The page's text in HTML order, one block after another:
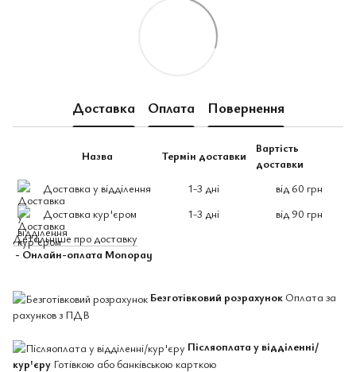
Доставка Оплата Повернення
Назва Термін доставки
Вартість
доставки
Доставка у відділення
1-3 дні
від 60 грн
Доставка кур'єром
1-3 дні
від 90 грн
Детальніше про доставку
- Онлайн-оплата Monopay
Безготівковий розрахунок Оплата за
рахунков з ПДВ
Післяоплата у відділенні/
кур'єру Готівкою або банківською карткою